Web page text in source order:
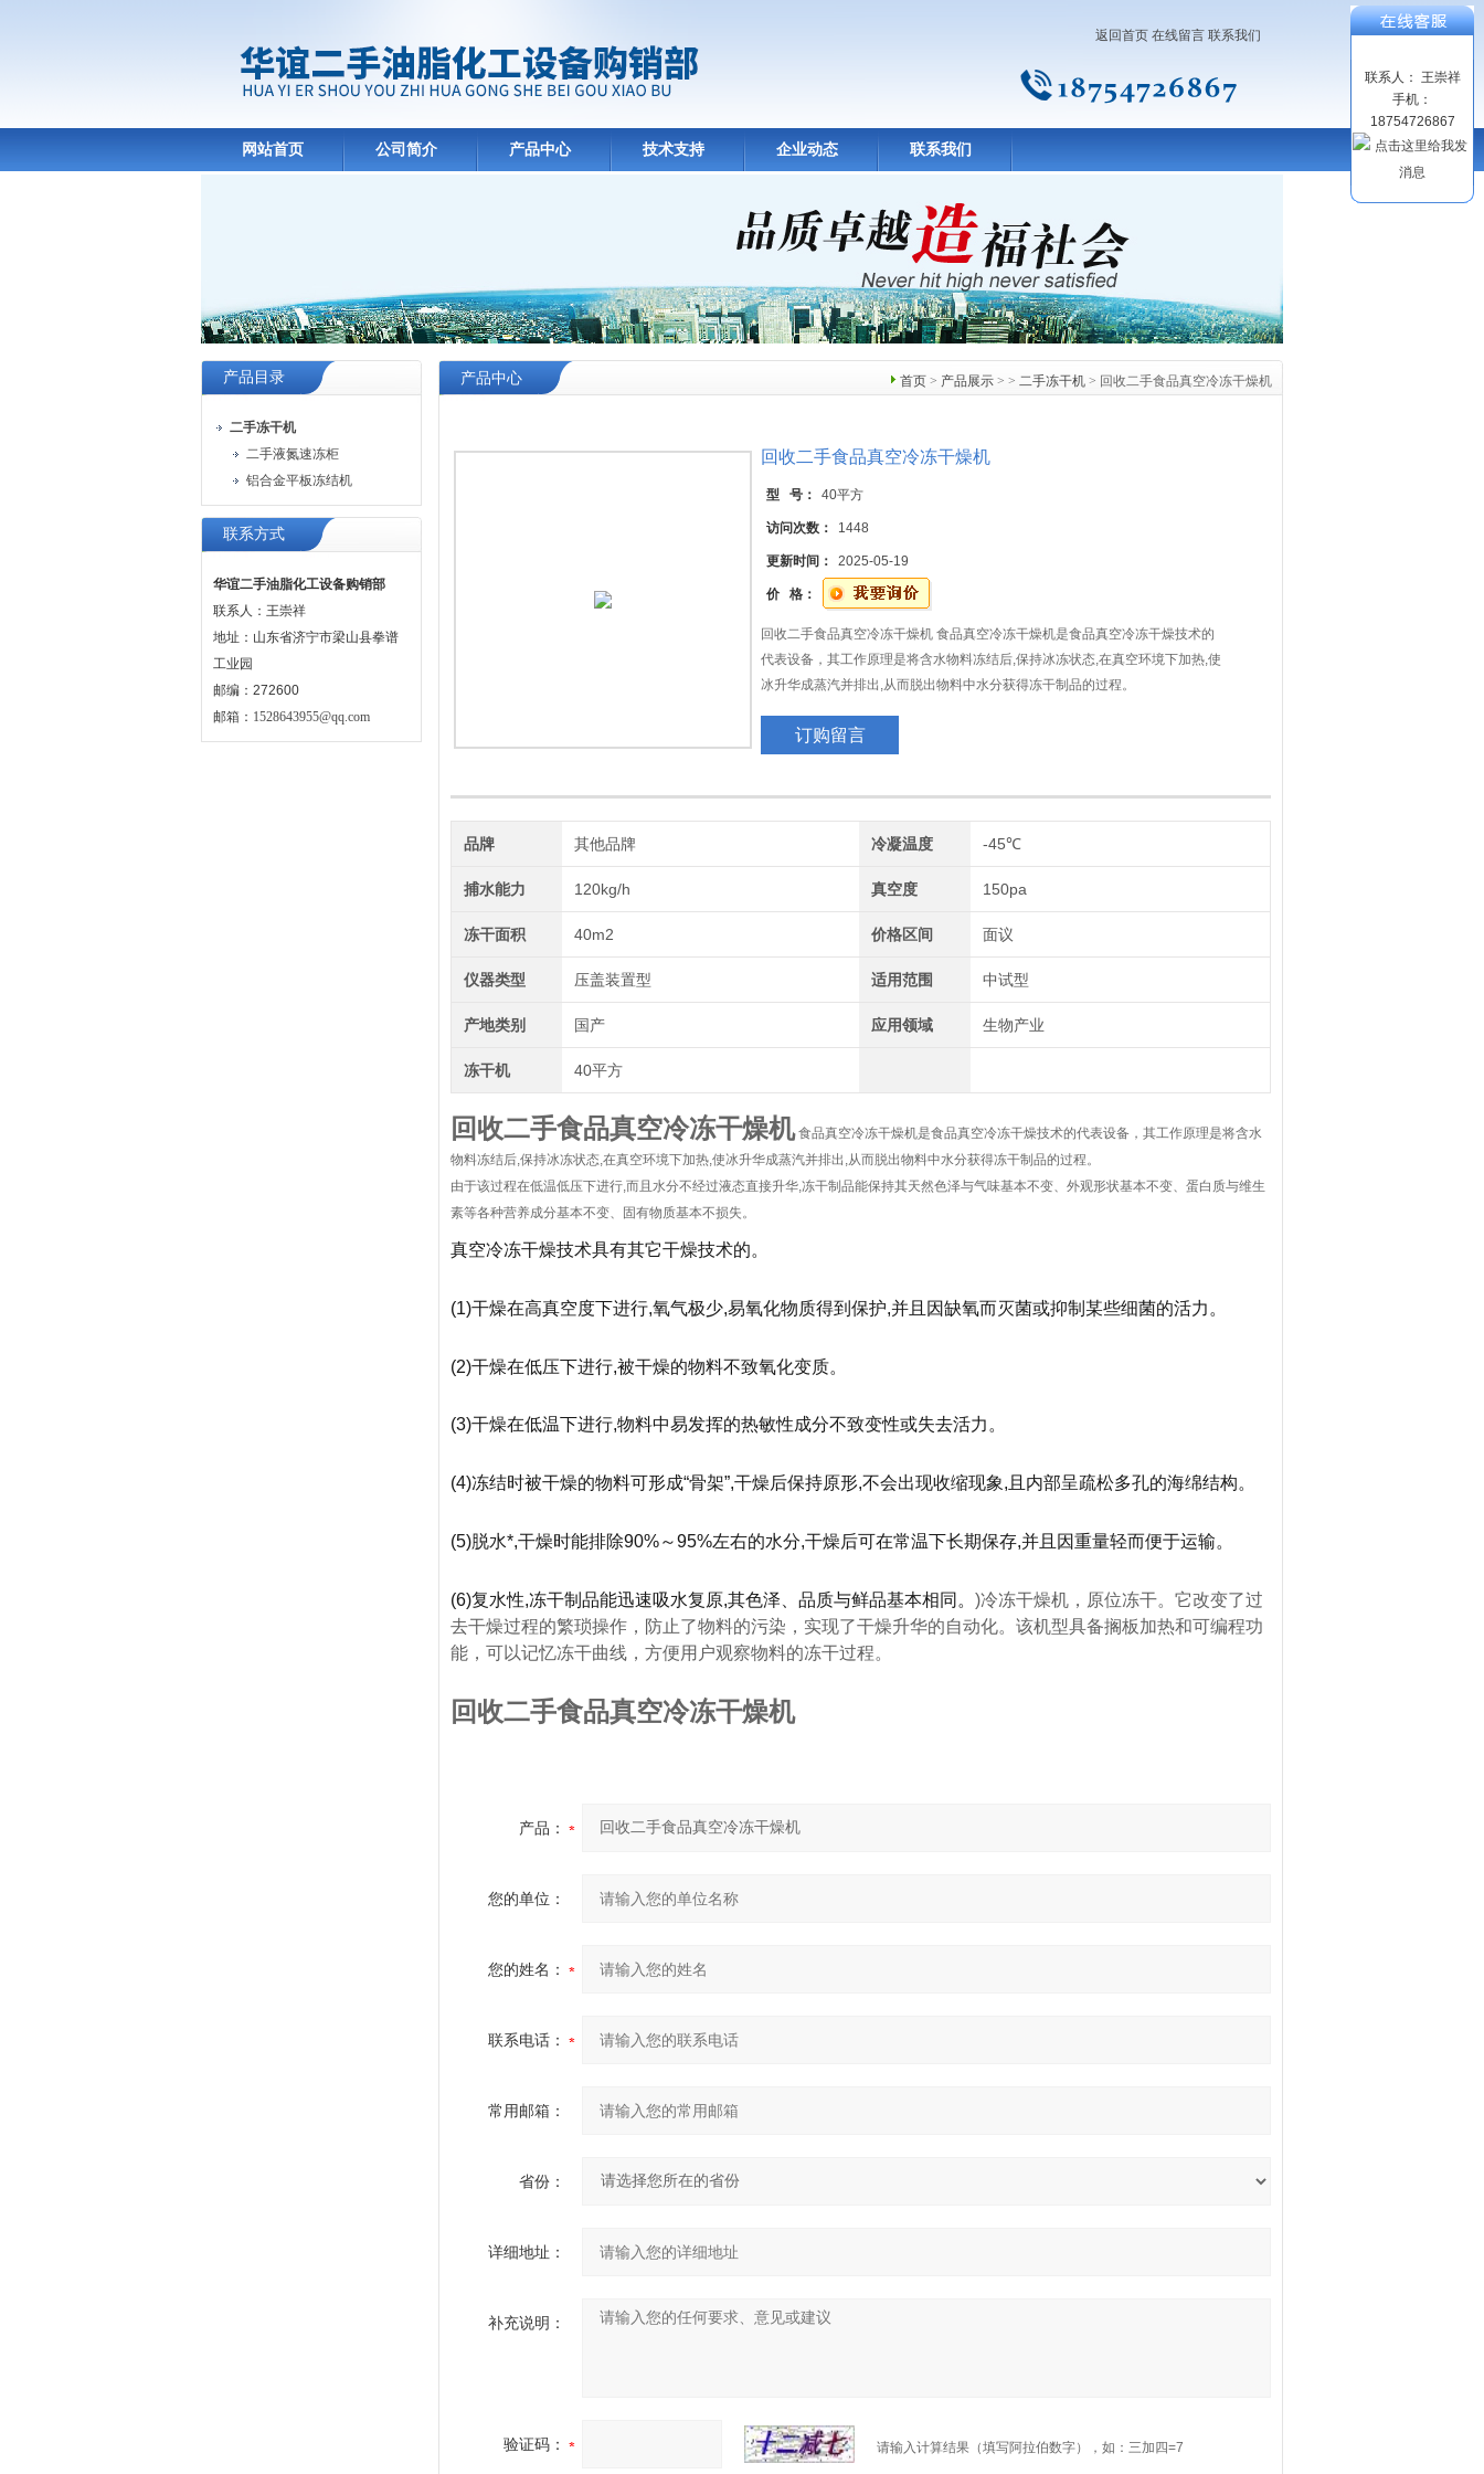
返回首页 在线留言 联系我们
网站首页 公司简介 产品中心 技术支持 企业动态 联系我们
产品目录
二手冻干机
二手液氮速冻柜
铝合金平板冻结机
联系方式
华谊二手油脂化工设备购销部
联系人：王崇祥
地址：山东省济宁市梁山县拳谱
工业园
邮编：272600
邮箱： 1528643955@qq.com
首页 > 产品展示 > > 二手冻干机 > 回收二手食品真空冷冻干燥机
产品中心
回收二手食品真空冷冻干燥机
型 号： 40平方
访问次数： 1448
更新时间： 2025-05-19
价 格：
回收二手食品真空冷冻干燥机 食品真空冷冻干燥机是食品真空冷冻干燥技术的
代表设备，其工作原理是将含水物料冻结后,保持冰冻状态,在真空环境下加热,使
冰升华成蒸汽并排出,从而脱出物料中水分获得冻干制品的过程。
由于该过程在低温低压下进行,而且水分不经过液态直接升华,冻干制品能保持其
订购留言
品牌 其他品牌 冷凝温度 -45℃
捕水能力 120kg/h 真空度 150pa
冻干面积 40m2 价格区间 面议
仪器类型 压盖装置型 适用范围 中试型
产地类别 国产 应用领域 生物产业
冻干机 40平方
回收二手食品真空冷冻干燥机食品真空冷冻干燥机是食品真空冷冻干燥技术的代表设备，其工作原理是将含水
物料冻结后,保持冰冻状态,在真空环境下加热,使冰升华成蒸汽并排出,从而脱出物料中水分获得冻干制品的过程。
由于该过程在低温低压下进行,而且水分不经过液态直接升华,冻干制品能保持其天然色泽与气味基本不变、外观形状基本不变、蛋白质与维生
素等各种营养成分基本不变、固有物质基本不损失。
真空冷冻干燥技术具有其它干燥技术的。
(1)干燥在高真空度下进行,氧气极少,易氧化物质得到保护,并且因缺氧而灭菌或抑制某些细菌的活力。
(2)干燥在低压下进行,被干燥的物料不致氧化变质。
(3)干燥在低温下进行,物料中易发挥的热敏性成分不致变性或失去活力。
(4)冻结时被干燥的物料可形成“骨架”,干燥后保持原形,不会出现收缩现象,且内部呈疏松多孔的海绵结构。
(5)脱水*,干燥时能排除90%～95%左右的水分,干燥后可在常温下长期保存,并且因重量轻而便于运输。
(6)复水性,冻干制品能迅速吸水复原,其色泽、品质与鲜品基本相同。 )冷冻干燥机，原位冻干。它改变了过
去干燥过程的繁琐操作，防止了物料的污染，实现了干燥升华的自动化。该机型具备搁板加热和可编程功
能，可以记忆冻干曲线，方便用户观察物料的冻干过程。
回收二手食品真空冷冻干燥机
产品：
您的单位：
您的姓名：
联系电话：
常用邮箱：
省份：
详细地址：
补充说明：
验证码： 请输入计算结果（填写阿拉伯数字），如：三加四=7
联系人： 王崇祥
手机：
18754726867